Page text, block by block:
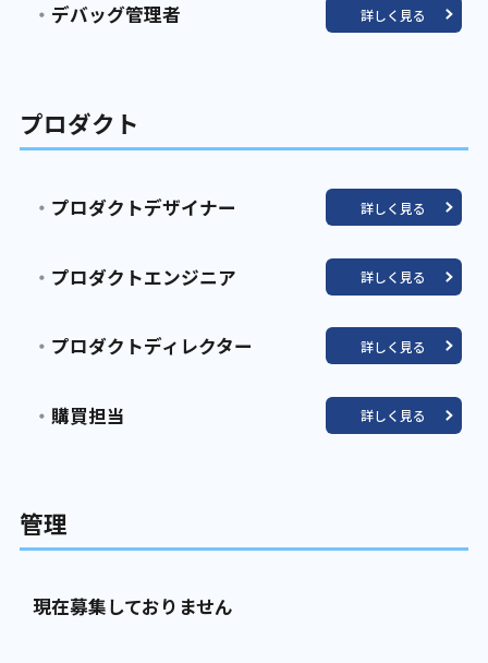
デバッグ管理者 詳しく見る
プロダクト
プロダクトデザイナー 詳しく見る
プロダクトエンジニア 詳しく見る
プロダクトディレクター 詳しく見る
購買担当 詳しく見る
管理
現在募集しておりません